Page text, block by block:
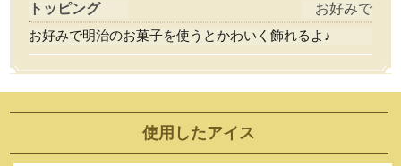
トッピング お好みで
お好みで明治のお菓子を使うとかわいく飾れるよ♪
使用したアイス